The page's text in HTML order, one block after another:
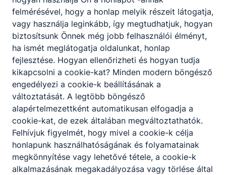
felmérésével, hogy a honlap melyik részeit látogatja,
vagy használja leginkább, így megtudhatjuk, hogyan
biztosítsunk Önnek még jobb felhasználói élményt,
ha ismét meglátogatja oldalunkat, honlap
fejlesztése. Hogyan ellenőrizheti és hogyan tudja
kikapcsolni a cookie-kat? Minden modern böngésző
engedélyezi a cookie-k beállításának a
változtatását. A legtöbb böngésző
alapértelmezettként automatikusan elfogadja a
cookie-kat, de ezek általában megváltoztathatók.
Felhívjuk figyelmét, hogy mivel a cookie-k célja
honlapunk használhatóságának és folyamatainak
megkönnyítése vagy lehetővé tétele, a cookie-k
alkalmazásának megakadályozása vagy törlése által